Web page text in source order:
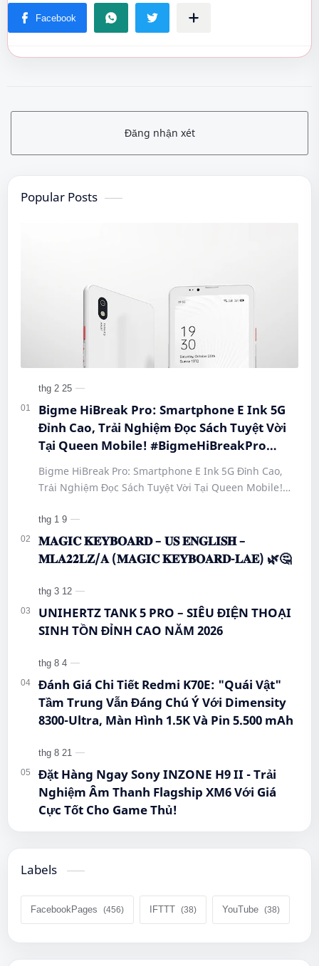
Đăng nhận xét
Popular Posts
Bigme HiBreak Pro: Smartphone E Ink 5G
Đỉnh Cao, Trải Nghiệm Đọc Sách Tuyệt Vời
Tại Queen Mobile! #BigmeHiBreakPro
#SmartphoneEInk #QueenMobile
#HiBreakPro5G #DienThoaiDocSach
#CongNgheMoi #MuaSamThongMinh
#EInkPhone #5GSmartphone
Bigme HiBreak Pro: Smartphone E Ink 5G Đỉnh Cao,
Trải Nghiệm Đọc Sách Tuyệt Vời Tại Queen Mobile!
#Hi…
𝐌𝐀𝐆𝐈𝐂 𝐊𝐄𝐘𝐁𝐎𝐀𝐑𝐃 – 𝐔𝐒 𝐄𝐍𝐆𝐋𝐈𝐒𝐇 –
𝐌𝐋𝐀𝟐𝟐𝐋𝐙/𝐀 (𝐌𝐀𝐆𝐈𝐂 𝐊𝐄𝐘𝐁𝐎𝐀𝐑𝐃-𝐋𝐀𝐄) 🌿🤔
UNIHERTZ TANK 5 PRO – SIÊU ĐIỆN THOẠI
SINH TỒN ĐỈNH CAO NĂM 2026
Đánh Giá Chi Tiết Redmi K70E: "Quái Vật"
Tầm Trung Vẫn Đáng Chú Ý Với Dimensity
8300-Ultra, Màn Hình 1.5K Và Pin 5.500 mAh
Đặt Hàng Ngay Sony INZONE H9 II - Trải
Nghiệm Âm Thanh Flagship XM6 Với Giá
Cực Tốt Cho Game Thủ!
Labels
FacebookPages IFTTT YouTube